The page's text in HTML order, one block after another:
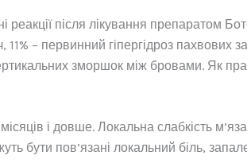
реакції після лікування препаратом
– первинний гіпергідроз пахвових
зморшок між бровами. Як
і довше. Локальна слабкість
бути пов’язані локальний біль,